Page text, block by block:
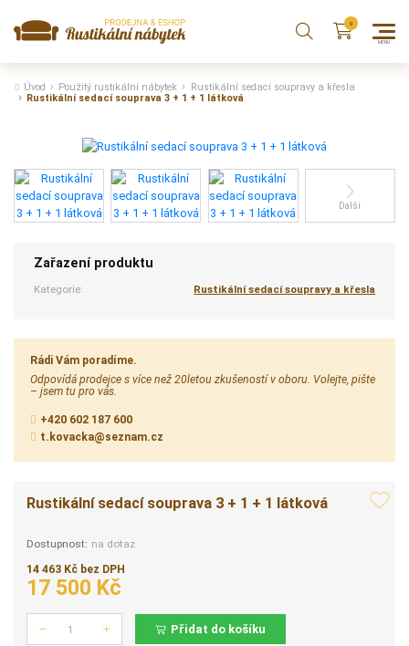
Úvod Použitý rustikální nábytek
Rustikální sedací soupravy a křesla
Rustikální sedací souprava 3 + 1 + 1 látková
Další
Zařazení produktu
Kategorie: Rustikální sedací soupravy a křesla
Rádi Vám poradíme.
Odpovídá prodejce s více než 20letou zkušeností v oboru. Volejte, pište
– jsem tu pro vás.
+420 602 187 600
t.kovacka@seznam.cz
Rustikální sedací souprava 3 + 1 + 1 látková
Dostupnost: na dotaz
14 463 Kč bez DPH
17 500 Kč
Přidat do košíku